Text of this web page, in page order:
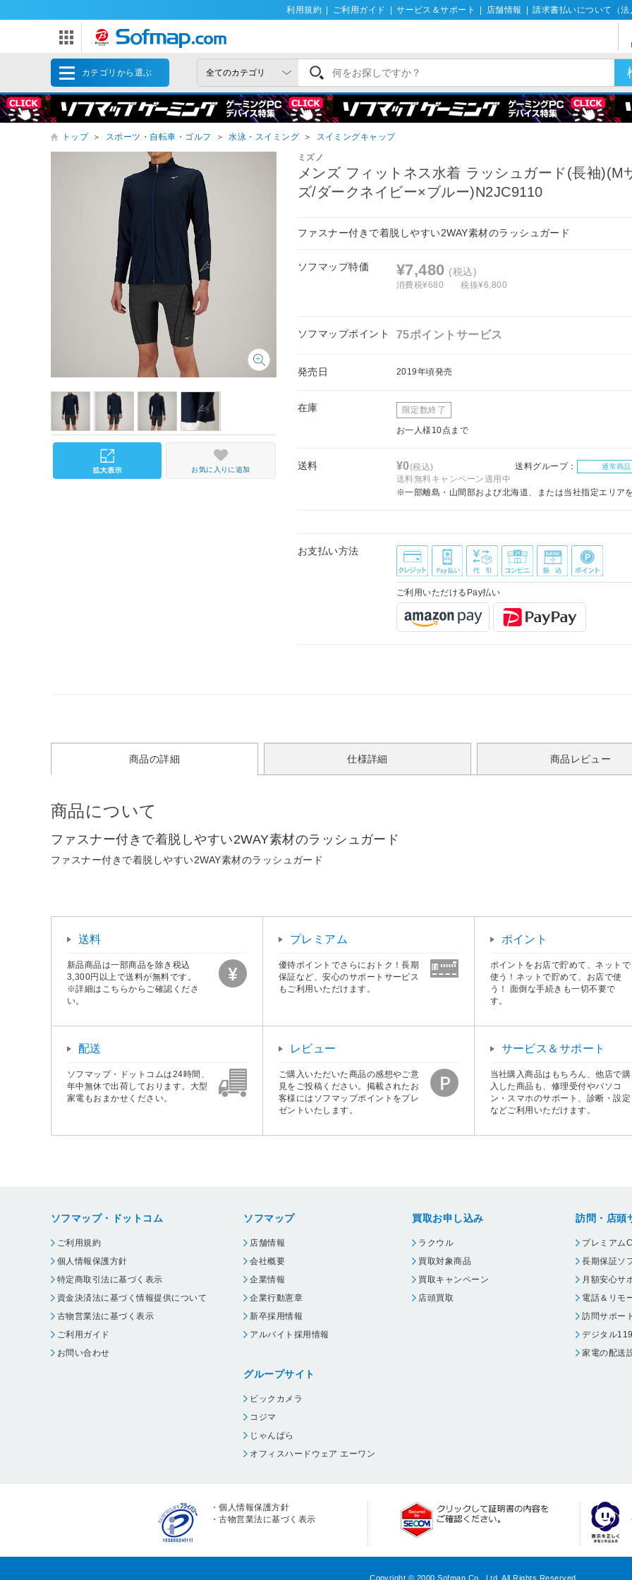
利用規約 ご利用ガイド サービス＆サポート 店舗情報 請求書払いについて（法
カテゴリから選ぶ
トップ ＞ スポーツ・自転車・ゴルフ ＞ 水泳・スイミング ＞ スイミングキャップ
ミズノ
メンズ フィットネス水着 ラッシュガード(長袖)(M
ズ/ダークネイビー×ブルー)N2JC9110
ファスナー付きで着脱しやすい2WAY素材のラッシュガード
ソフマップ特価 ¥7,480 (税込)
消費税¥680 税抜¥6,800
ソフマップポイント 75ポイントサービス
発売日 2019年頃発売
在庫 限定数終了
お一人様10点まで
送料 ¥0(税込) 送料グループ： 通常商品
送料無料キャンペーン適用中
※一部離島・山間部および北海道、または当社指定エリア
お支払い方法
ご利用いただけるPay払い
お気に入りに追加
商品の詳細 仕様詳細 商品レビュー
商品について
ファスナー付きで着脱しやすい2WAY素材のラッシュガード
ファスナー付きで着脱しやすい2WAY素材のラッシュガード
送料
新品商品は一部商品を除き税込
3,300円以上で送料が無料です。
※詳細はこちらからご確認くださ
い。
プレミアム
優待ポイントでさらにおトク！長期
保証など、安心のサポートサービス
もご利用いただけます。
ポイント
ポイントをお店で貯めて、ネットで
使う！ネットで貯めて、お店で使
う！ 面倒な手続きも一切不要で
す。
配送
ソフマップ・ドットコムは24時間、
年中無休で出荷しております。大型
家電もおまかせください。
レビュー
ご購入いただいた商品の感想やご意
見をご投稿ください。掲載されたお
客様にはソフマップポイントをプレ
ゼントいたします。
サービス＆サポート
当社購入商品はもちろん、他店で購
入した商品も、修理受付やパソコ
ン・スマホのサポート、診断・設定
などご利用いただけます。
ソフマップ・ドットコム
ご利用規約
個人情報保護方針
特定商取引法に基づく表示
資金決済法に基づく情報提供について
古物営業法に基づく表示
ご利用ガイド
お問い合わせ
ソフマップ
店舗情報
会社概要
企業情報
企業行動憲章
新卒採用情報
アルバイト採用情報
グループサイト
ビックカメラ
コジマ
じゃんぱら
オフィスハードウェア エーワン
買取お申し込み
ラクウル
買取対象商品
買取キャンペーン
店頭買取
訪問・店頭
プレミアム
長期保証ソ
月額安心サ
電話＆リモ
訪問サポー
デジタル
家電の配送
・個人情報保護方針
・古物営業法に基づく表示
Copyright © 2000 Sofmap Co., Ltd. All Rights Reserved.